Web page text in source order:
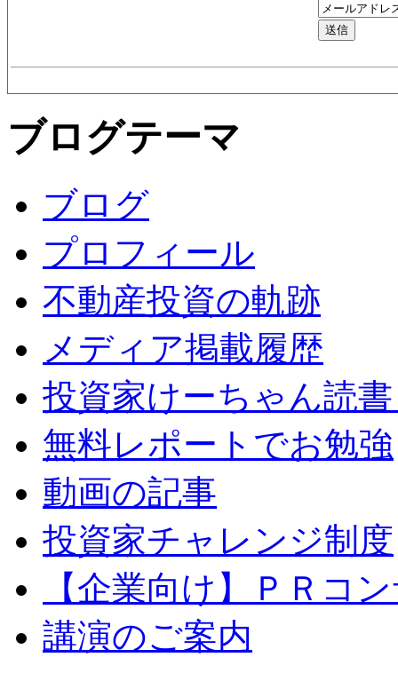
ブログテーマ
ブログ
プロフィール
不動産投資の軌跡
メディア掲載履歴
投資家けーちゃん読
無料レポートでお勉強
動画の記事
投資家チャレンジ制度
【企業向け】ＰＲコ
講演のご案内